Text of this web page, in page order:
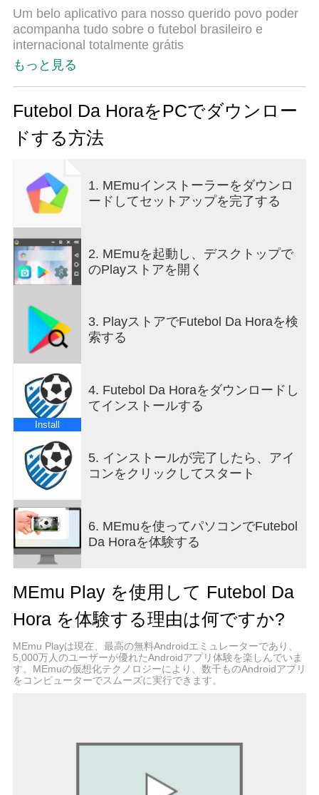
Um belo aplicativo para nosso querido povo poder
acompanha tudo sobre o futebol brasileiro e
internacional totalmente grátis
もっと見る
Futebol Da HoraをPCでダウンロー
ドする方法
1. MEmuインストーラーをダウンロ
ードしてセットアップを完了する
2. MEmuを起動し、デスクトップで
のPlayストアを開く
3. PlayストアでFutebol Da Horaを検
索する
Install
4. Futebol Da Horaをダウンロードし
てインストールする
5. インストールが完了したら、アイ
コンをクリックしてスタート
6. MEmuを使ってパソコンでFutebol
Da Horaを体験する
MEmu Play を使用して Futebol Da
Hora を体験する理由は何ですか?
MEmu Playは現在、最高の無料Androidエミュレーターであり、
5,000万人のユーザーが優れたAndroidアプリ体験を楽しんでいま
す。MEmuの仮想化テクノロジーにより、数千ものAndroidアプリ
をコンピューターでスムーズに実行できます。